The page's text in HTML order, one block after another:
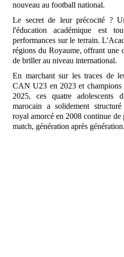
nouveau au football national.
Le secret de leur précocité ?
l'éducation académique est
performances sur le terrain.
régions du Royaume, offrant une
de briller au niveau international.
En marchant sur les traces de
CAN U23 en 2023 et
2025, ces quatre adolescents
marocain a solidement
royal amorcé en 2008 continue de
match, génération après génération.